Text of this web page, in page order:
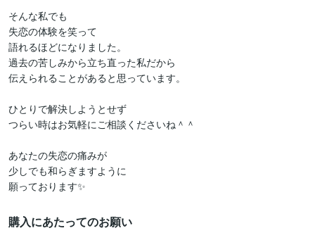
そんな私でも
失恋の体験を笑って
語れるほどになりました。
過去の苦しみから立ち直った私だから
伝えられることがあると思っています。
ひとりで解決しようとせず
つらい時はお気軽にご相談くださいね＾＾
あなたの失恋の痛みが
少しでも和らぎますように
願っております✨
購入にあたってのお願い